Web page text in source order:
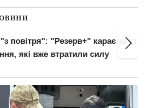
"Резерв+" карає за старі
вже втратили силу